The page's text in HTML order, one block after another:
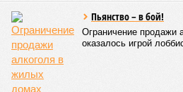
Пьянство – в бой!
Ограничение продажи
оказалось игрой